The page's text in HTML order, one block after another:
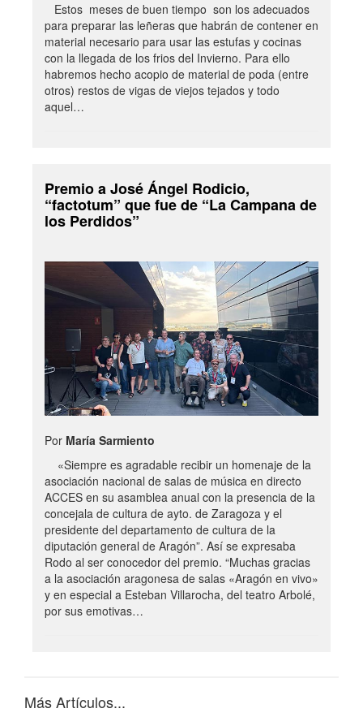
Estos meses de buen tiempo son los adecuados
para preparar las leñeras que habrán de contener en
material necesario para usar las estufas y cocinas
con la llegada de los frios del Invierno. Para ello
habremos hecho acopio de material de poda (entre
otros) restos de vigas de viejos tejados y todo
aquel…
Premio a José Ángel Rodicio,
“factotum” que fue de “La Campana de
los Perdidos”
Por María Sarmiento
«Siempre es agradable recibir un homenaje de la
asociación nacional de salas de música en directo
ACCES en su asamblea anual con la presencia de la
concejala de cultura de ayto. de Zaragoza y el
presidente del departamento de cultura de la
diputación general de Aragón”. Así se expresaba
Rodo al ser conocedor del premio. “Muchas gracias
a la asociación aragonesa de salas «Aragón en vivo»
y en especial a Esteban Villarocha, del teatro Arbolé,
por sus emotivas…
Más Artículos...